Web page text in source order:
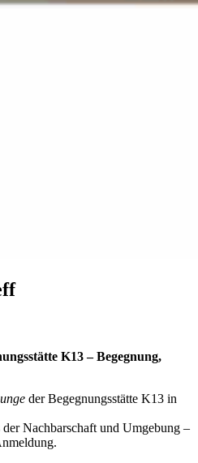
K13 – Begegnung,
der Begegnungsstätte K13 in
Nachbarschaft und Umgebung –